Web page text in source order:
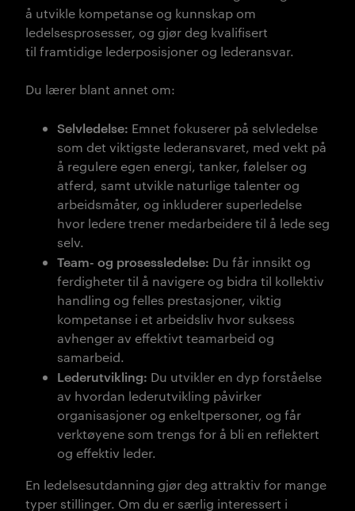
å utvikle kompetanse og kunnskap om
ledelsesprosesser, og gjør deg kvalifisert
til framtidige lederposisjoner og lederansvar.
Du lærer blant annet om:
Selvledelse: Emnet fokuserer på selvledelse
som det viktigste lederansvaret, med vekt på
å regulere egen energi, tanker, følelser og
atferd, samt utvikle naturlige talenter og
arbeidsmåter, og inkluderer superledelse
hvor ledere trener medarbeidere til å lede seg
selv.
Team- og prosessledelse: Du får innsikt og
ferdigheter til å navigere og bidra til kollektiv
handling og felles prestasjoner, viktig
kompetanse i et arbeidsliv hvor suksess
avhenger av effektivt teamarbeid og
samarbeid.
Lederutvikling: Du utvikler en dyp forståelse
av hvordan lederutvikling påvirker
organisasjoner og enkeltpersoner, og får
verktøyene som trengs for å bli en reflektert
og effektiv leder.
En ledelsesutdanning gjør deg attraktiv for mange
typer stillinger. Om du er særlig interessert i